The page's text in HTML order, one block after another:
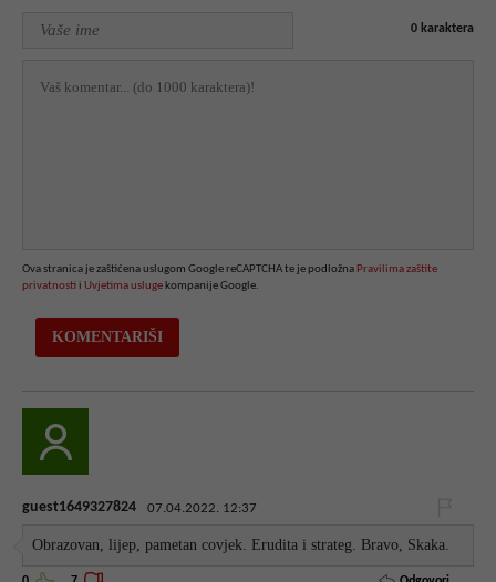
0 karaktera
Ova stranica je zaštićena uslugom Google reCAPTCHA te je podložna Pravilima zaštite
privatnosti i Uvjetima usluge kompanije Google.
guest1649327824 07.04.2022. 12:37
Obrazovan, lijep, pametan covjek. Erudita i strateg. Bravo, Skaka.